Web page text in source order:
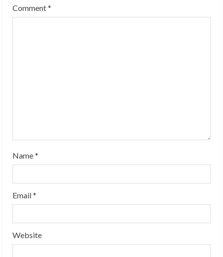
e
n
g
Comment*
Name*
Email*
Website